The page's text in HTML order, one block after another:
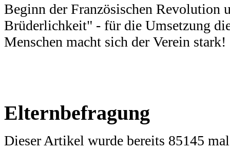
Beginn der Französischen Revolution
Brüderlichkeit" - für die Umsetzung
Menschen macht sich der Verein stark!
Elternbefragung
Dieser Artikel wurde bereits 85145 mal